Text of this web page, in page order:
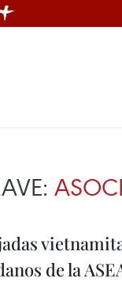
de la